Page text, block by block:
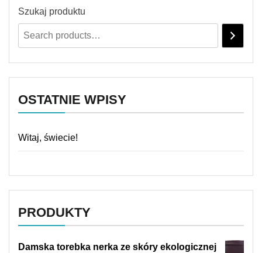
Szukaj produktu
OSTATNIE WPISY
Witaj, świecie!
PRODUKTY
Damska torebka nerka ze skóry ekologicznej